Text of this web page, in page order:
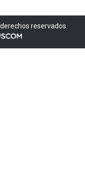
reservados.